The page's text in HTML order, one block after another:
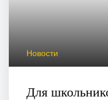
Новости
Для